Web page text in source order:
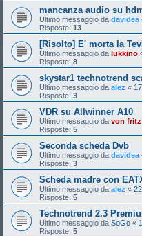
mancanza audio su
Ultimo messaggio da davidea
Risposte: 13
[Risolto] E' morta la
Ultimo messaggio da lukkino
Risposte: 8
skystar1 technotrend
Ultimo messaggio da alez «
Risposte: 3
VDR su Allwinner A10
Ultimo messaggio da von fritz
Risposte: 5
Seconda scheda Dvb
Ultimo messaggio da davidea
Risposte: 3
Scheda madre con
Ultimo messaggio da alez «
Risposte: 5
Technotrend 2.3
Ultimo messaggio da SoGo «
Risposte: 5